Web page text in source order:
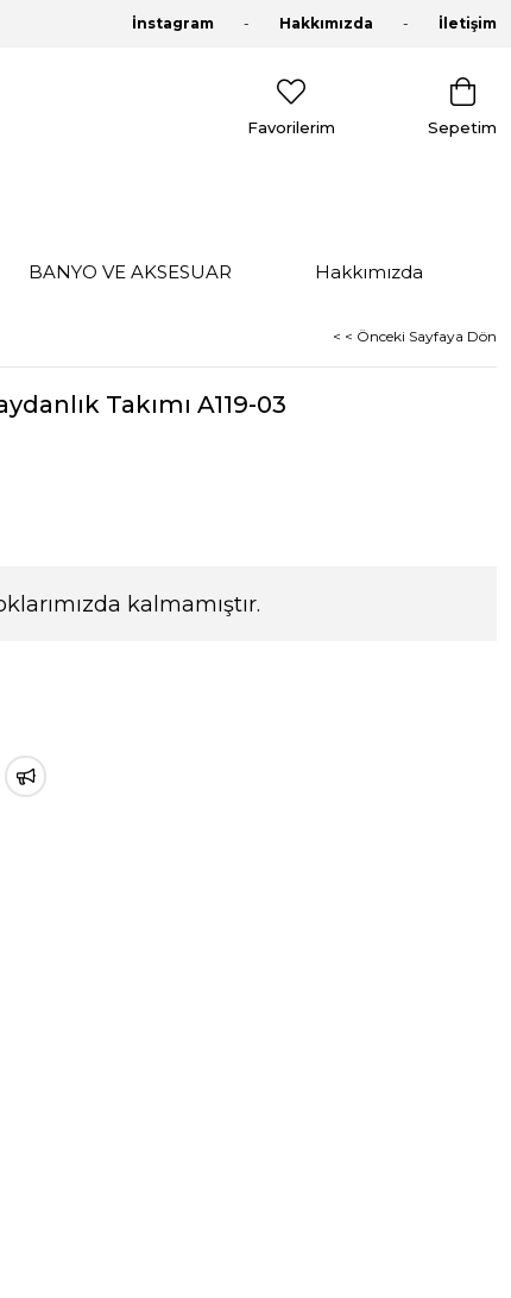
İnstagram Hakkımızda İletişim
Sepetim
Favorilerim
BANYO VE AKSESUAR Hakkımızda
< < Önceki Sayfaya Dön
Takımı A119-03
kalmamıştır.